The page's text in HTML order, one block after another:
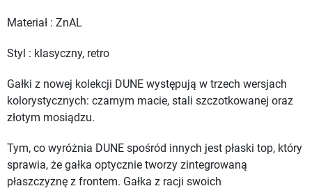
Materiał : ZnAL
Styl : klasyczny, retro
Gałki z nowej kolekcji DUNE występują w trzech wersjach
kolorystycznych: czarnym macie, stali szczotkowanej oraz
złotym mosiądzu.
Tym, co wyróżnia DUNE spośród innych jest płaski top, który
sprawia, że gałka optycznie tworzy zintegrowaną
płaszczyznę z frontem. Gałka z racji swoich